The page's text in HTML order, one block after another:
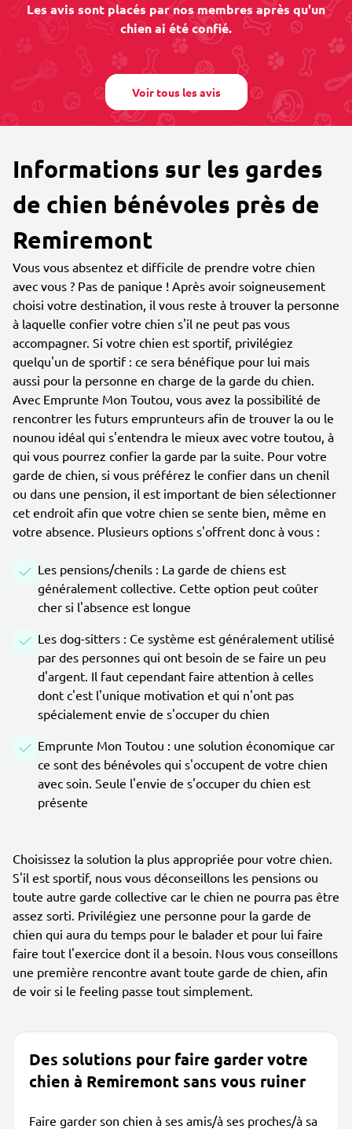
Les avis sont placés par nos membres après qu'un
chien ai été confié.
Voir tous les avis
Informations sur les gardes
de chien bénévoles près de
Remiremont
Vous vous absentez et difficile de prendre votre chien
avec vous ? Pas de panique ! Après avoir soigneusement
choisi votre destination, il vous reste à trouver la personne
à laquelle confier votre chien s'il ne peut pas vous
accompagner. Si votre chien est sportif, privilégiez
quelqu'un de sportif : ce sera bénéfique pour lui mais
aussi pour la personne en charge de la garde du chien.
Avec Emprunte Mon Toutou, vous avez la possibilité de
rencontrer les futurs emprunteurs afin de trouver la ou le
nounou idéal qui s'entendra le mieux avec votre toutou, à
qui vous pourrez confier la garde par la suite. Pour votre
garde de chien, si vous préférez le confier dans un chenil
ou dans une pension, il est important de bien sélectionner
cet endroit afin que votre chien se sente bien, même en
votre absence. Plusieurs options s'offrent donc à vous :
Les pensions/chenils : La garde de chiens est
généralement collective. Cette option peut coûter
cher si l'absence est longue
Les dog-sitters : Ce système est généralement utilisé
par des personnes qui ont besoin de se faire un peu
d'argent. Il faut cependant faire attention à celles
dont c'est l'unique motivation et qui n'ont pas
spécialement envie de s'occuper du chien
Emprunte Mon Toutou : une solution économique car
ce sont des bénévoles qui s'occupent de votre chien
avec soin. Seule l'envie de s'occuper du chien est
présente
Choisissez la solution la plus appropriée pour votre chien.
S'il est sportif, nous vous déconseillons les pensions ou
toute autre garde collective car le chien ne pourra pas être
assez sorti. Privilégiez une personne pour la garde de
chien qui aura du temps pour le balader et pour lui faire
faire tout l'exercice dont il a besoin. Nous vous conseillons
une première rencontre avant toute garde de chien, afin
de voir si le feeling passe tout simplement.
Des solutions pour faire garder votre
chien à Remiremont sans vous ruiner
Faire garder son chien à ses amis/à ses proches/à sa